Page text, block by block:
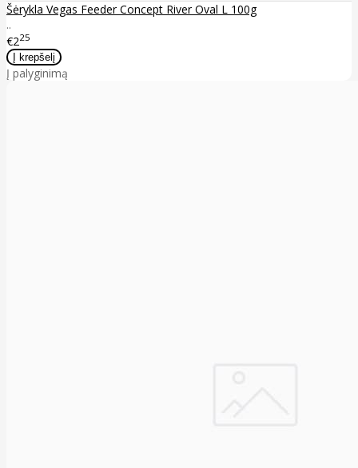
Šėrykla Vegas Feeder Concept River Oval L 100g
..
€225
Į palyginimą